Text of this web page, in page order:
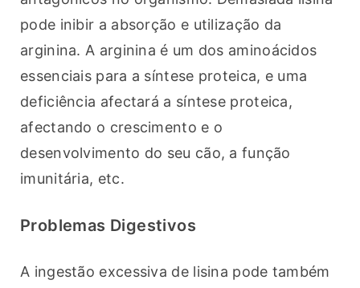
pode inibir a absorção e utilização da
arginina. A arginina é um dos aminoácidos
essenciais para a síntese proteica, e uma
deficiência afectará a síntese proteica,
afectando o crescimento e o
desenvolvimento do seu cão, a função
imunitária, etc.
Problemas Digestivos
A ingestão excessiva de lisina pode também